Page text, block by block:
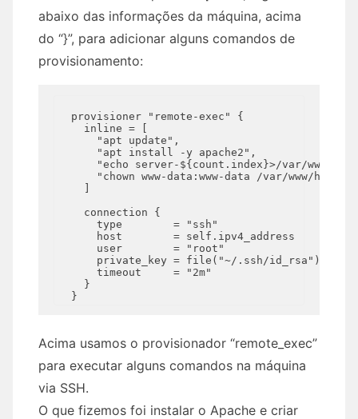
abaixo das informações da máquina, acima
do “}”, para adicionar alguns comandos de
provisionamento:
  provisioner "remote-exec" {
    inline = [
      "apt update",
      "apt install -y apache2",
"echo server-${count.index}>/var/www/
"chown www-data:www-data /var/www/html/
    ]
    connection {
      type        = "ssh"
      host        = self.ipv4_address
      user        = "root"
      private_key = file("~/.ssh/id_rsa")
      timeout     = "2m"
    }
Acima usamos o provisionador “remote_exec”
para executar alguns comandos na máquina
via SSH.
O que fizemos foi instalar o Apache e criar